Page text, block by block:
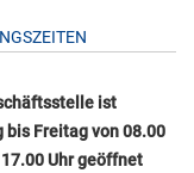
ist
bis Freitag von 08.00
Uhr geöffnet